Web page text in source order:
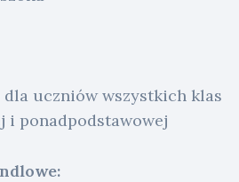
dla uczniów wszystkich klas
i ponadpodstawowej